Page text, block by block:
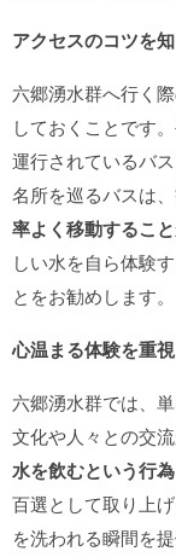
アクセスのコツを
六郷湧水群へ行く
しておくことです
運行されているバ
名所を巡るバスは
率よく移動するこ
しい水を自ら体験
とをお勧めします。
心温まる体験を重
六郷湧水群では、
文化や人々との交
水を飲むという行
百選として取り上
を洗われる瞬間を